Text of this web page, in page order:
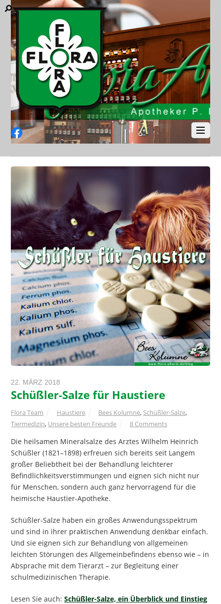
Facebook
22. MÄRZ 2018
Schüßler-Salze für Haustiere
Flora Team Haustiere Bees Kolumne, Schüßler-Salze,
Tiermedizin, Unsere besten Freunde 8 Comments
Die heilsamen Mineralsalze des Arztes Wilhelm Heinrich
Schüßler (1821–1898) erfreuen sich bereits seit Langem
großer Beliebtheit bei der Behandlung leichterer
Befindlichkeitsverstimmungen und eignen sich nicht nur
für Menschen, sondern auch ganz hervorragend für die
heimische Haustier-Apotheke.
Schüßler-Salze haben ein großes Anwendungsspektrum
und sind in ihrer praktischen Anwendung denkbar einfach.
Und sie eignen sich zur Behandlung von allgemeinen
leichten Störungen des Allgemeinbefindens ebenso wie – in
Absprache mit dem Tierarzt – zur Begleitung einer
schulmedizinischen Therapie.
Lesen Sie auch:Schüßler-Salze, ein Überblick und Einstieg